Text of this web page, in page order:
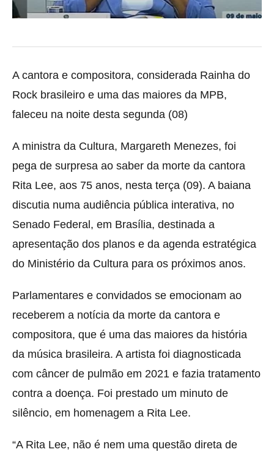
A cantora e compositora, considerada Rainha do
Rock brasileiro e uma das maiores da MPB,
faleceu na noite desta segunda (08)
A ministra da Cultura, Margareth Menezes, foi
pega de surpresa ao saber da morte da cantora
Rita Lee, aos 75 anos, nesta terça (09). A baiana
discutia numa audiência pública interativa, no
Senado Federal, em Brasília, destinada a
apresentação dos planos e da agenda estratégica
do Ministério da Cultura para os próximos anos.
Parlamentares e convidados se emocionam ao
receberem a notícia da morte da cantora e
compositora, que é uma das maiores da história
da música brasileira. A artista foi diagnosticada
com câncer de pulmão em 2021 e fazia tratamento
contra a doença. Foi prestado um minuto de
silêncio, em homenagem a Rita Lee.
“A Rita Lee, não é nem uma questão direta de